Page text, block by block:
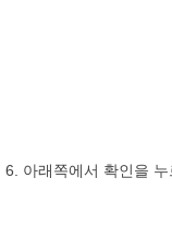
6. 아래쪽에서 확인을